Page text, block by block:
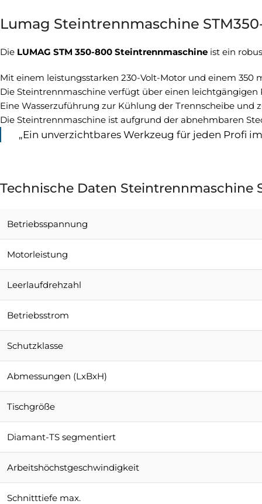
Lumag Steintrennmaschine
Die LUMAG STM 350-800 Steintrennmaschine ist ein
Mit einem leistungsstarken 230-Volt-Motor und einem
Die Steintrennmaschine verfügt über einen
Eine Wasserzuführung zur Kühlung der Trennscheibe und
Die Steintrennmaschine ist aufgrund der abnehmbaren
„Ein unverzichtbares Werkzeug für jeden Profi
Technische Daten Steintrennmaschine
Betriebsspannung
Motorleistung
Leerlaufdrehzahl
Betriebsstrom
Schutzklasse
Abmessungen (LxBxH)
Tischgröße
Diamant-TS segmentiert
Arbeitshöchstgeschwindigkeit
Schnitttiefe max.